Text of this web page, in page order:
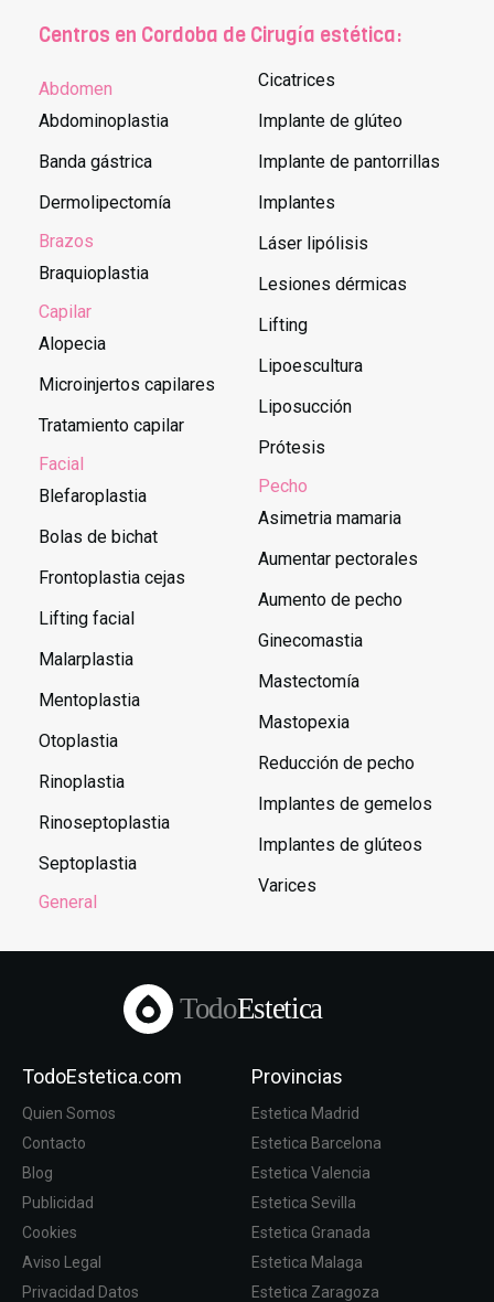
Centros en Cordoba de Cirugía estética:
Abdomen
Abdominoplastia
Banda gástrica
Dermolipectomía
Brazos
Braquioplastia
Capilar
Alopecia
Microinjertos capilares
Tratamiento capilar
Facial
Blefaroplastia
Bolas de bichat
Frontoplastia cejas
Lifting facial
Malarplastia
Mentoplastia
Otoplastia
Rinoplastia
Rinoseptoplastia
Septoplastia
General
Cicatrices
Implante de glúteo
Implante de pantorrillas
Implantes
Láser lipólisis
Lesiones dérmicas
Lifting
Lipoescultura
Liposucción
Prótesis
Pecho
Asimetria mamaria
Aumentar pectorales
Aumento de pecho
Ginecomastia
Mastectomía
Mastopexia
Reducción de pecho
Implantes de gemelos
Implantes de glúteos
Varices
TodoEstetica
TodoEstetica.com
Quien Somos
Contacto
Blog
Publicidad
Cookies
Aviso Legal
Privacidad Datos
Provincias
Estetica Madrid
Estetica Barcelona
Estetica Valencia
Estetica Sevilla
Estetica Granada
Estetica Malaga
Estetica Zaragoza